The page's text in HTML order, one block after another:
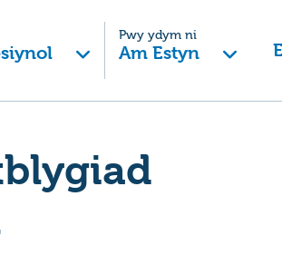
Pwy ydym ni
Am Estyn